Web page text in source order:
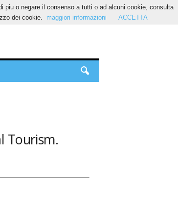
Tourism.
o negare il consenso a tutti o ad alcuni cookie, consulta
dei cookie.
maggiori informazioni ACCETTA